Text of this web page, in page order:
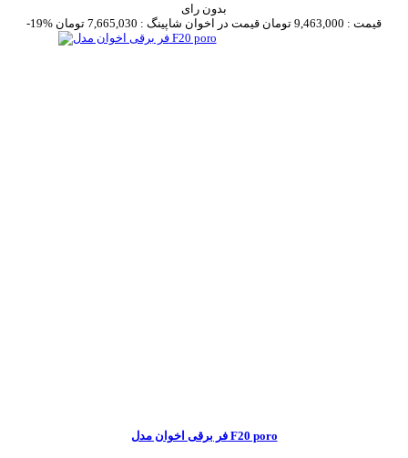
بدون رای
-19%
قیمت : 9,463,000 تومان قیمت در اخوان شاپینگ : 7,665,030 تومان
فر برقی اخوان مدل F20 poro